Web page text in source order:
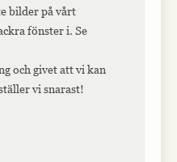
bilder på vårt
fönster i. Se
och givet att vi kan
vi snarast!